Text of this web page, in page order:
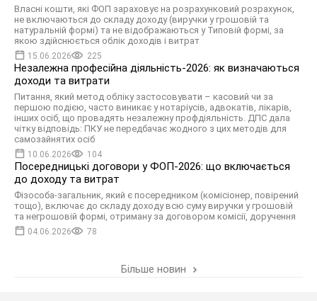
Власні кошти, які ФОП зараховує на розрахунковий розрахунок,
не включаються до складу доходу (виручки у грошовій та
натуральній формі) та не відображаються у Типовій формі, за
якою здійснюється облік доходів і витрат
15.06.2026 225
Незалежна професійна діяльність-2026: як визначаються
доходи та витрати
Питання, який метод обліку застосовувати – касовий чи за
першою подією, часто виникає у нотаріусів, адвокатів, лікарів,
інших осіб, що провадять незалежну профдіяльність. ДПС дала
чітку відповідь: ПКУ не передбачає жодного з цих методів для
самозайнятих осіб
10.06.2026 104
Посередницькі договори у ФОП-2026: що включається
до доходу та витрат
Фізособа-загальник, який є посередником (комісіонер, повірений
тощо), включає до складу доходу всю суму виручки у грошовій
та негрошовій формі, отриману за договором комісії, доручення
04.06.2026 78
Більше новин